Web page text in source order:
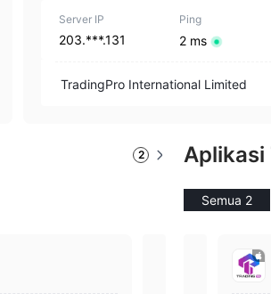
Server IP
203.***.131
Ping
2 ms
TradingPro International Limited
2
Dapatkan
Aplikasi
Semua 2